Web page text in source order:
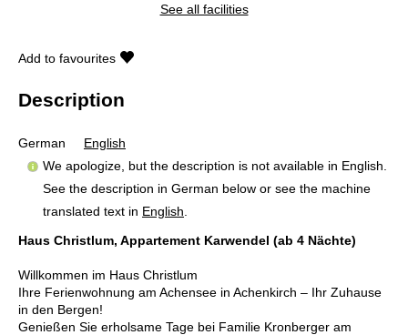
See all facilities
Add to favourites
Description
German
English
We apologize, but the description is not available in English.
See the description in German below or see the machine
translated text in English
Haus Christlum, Appartement Karwendel (ab 4 Nächte)
Willkommen im Haus Christlum
Ihre Ferienwohnung am Achensee in Achenkirch – Ihr Zuhause
in den Bergen!
Genießen Sie erholsame Tage bei Familie Kronberger am